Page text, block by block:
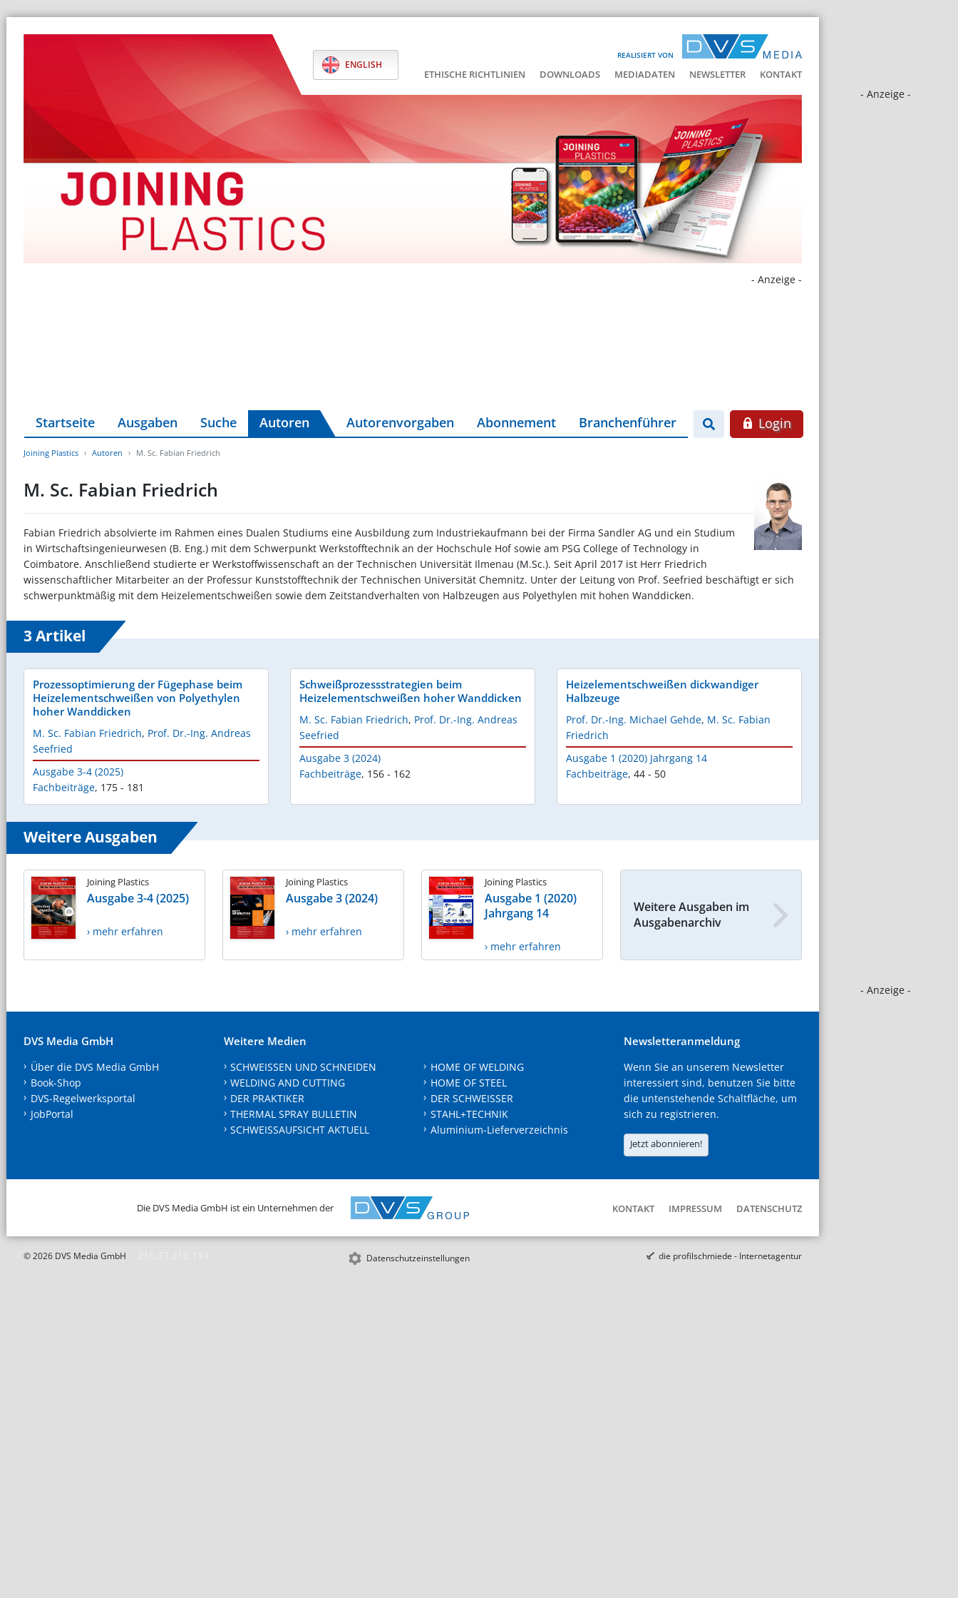
REALISIERT VON
ENGLISH
ETHISCHE RICHTLINIEN DOWNLOADS MEDIADATEN NEWSLETTER KONTAKT
- Anzeige -
- Anzeige -
- Anzeige -
Startseite Ausgaben Suche Autoren Autorenvorgaben Abonnement Branchenführer Login
Joining Plastics Autoren M. Sc. Fabian Friedrich
M. Sc. Fabian Friedrich
Fabian Friedrich absolvierte im Rahmen eines Dualen Studiums eine Ausbildung zum Industriekaufmann bei der Firma Sandler AG und ein Studium
in Wirtschaftsingenieurwesen (B. Eng.) mit dem Schwerpunkt Werkstofftechnik an der Hochschule Hof sowie am PSG College of Technology in
Coimbatore. Anschließend studierte er Werkstoffwissenschaft an der Technischen Universität Ilmenau (M.Sc.). Seit April 2017 ist Herr Friedrich
wissenschaftlicher Mitarbeiter an der Professur Kunststofftechnik der Technischen Universität Chemnitz. Unter der Leitung von Prof. Seefried beschäftigt er sich
schwerpunktmäßig mit dem Heizelementschweißen sowie dem Zeitstandverhalten von Halbzeugen aus Polyethylen mit hohen Wanddicken.
3 Artikel
Prozessoptimierung der Fügephase beim
Heizelementschweißen von Polyethylen
hoher Wanddicken
M. Sc. Fabian Friedrich, Prof. Dr.-Ing. Andreas
Seefried
Ausgabe 3-4 (2025)
Fachbeiträge, 175 - 181
Schweißprozessstrategien beim
Heizelementschweißen hoher Wanddicken
M. Sc. Fabian Friedrich, Prof. Dr.-Ing. Andreas
Seefried
Ausgabe 3 (2024)
Fachbeiträge, 156 - 162
Heizelementschweißen dickwandiger
Halbzeuge
Prof. Dr.-Ing. Michael Gehde, M. Sc. Fabian
Friedrich
Ausgabe 1 (2020) Jahrgang 14
Fachbeiträge, 44 - 50
Weitere Ausgaben
Joining Plastics
Ausgabe 3-4 (2025)
› mehr erfahren
Joining Plastics
Ausgabe 3 (2024)
› mehr erfahren
Joining Plastics
Ausgabe 1 (2020)
Jahrgang 14
› mehr erfahren
Weitere Ausgaben im
Ausgabenarchiv
DVS Media GmbH
Über die DVS Media GmbH
Book-Shop
DVS-Regelwerksportal
JobPortal
Weitere Medien
SCHWEISSEN UND SCHNEIDEN
WELDING AND CUTTING
DER PRAKTIKER
THERMAL SPRAY BULLETIN
SCHWEISSAUFSICHT AKTUELL
HOME OF WELDING
HOME OF STEEL
DER SCHWEISSER
STAHL+TECHNIK
Aluminium-Lieferverzeichnis
Newsletteranmeldung
Wenn Sie an unserem Newsletter
interessiert sind, benutzen Sie bitte
die untenstehende Schaltfläche, um
sich zu registrieren.
Jetzt abonnieren!
Die DVS Media GmbH ist ein Unternehmen der KONTAKT IMPRESSUM DATENSCHUTZ
© 2026 DVS Media GmbH Datenschutzeinstellungen die profilschmiede - Internetagentur